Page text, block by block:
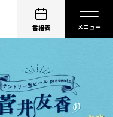
番組表